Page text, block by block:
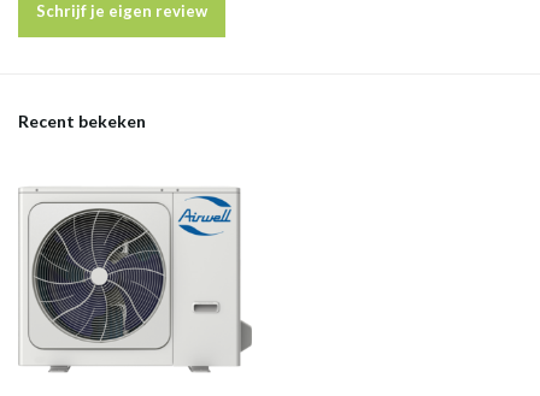
Schrijf je eigen review
Recent bekeken